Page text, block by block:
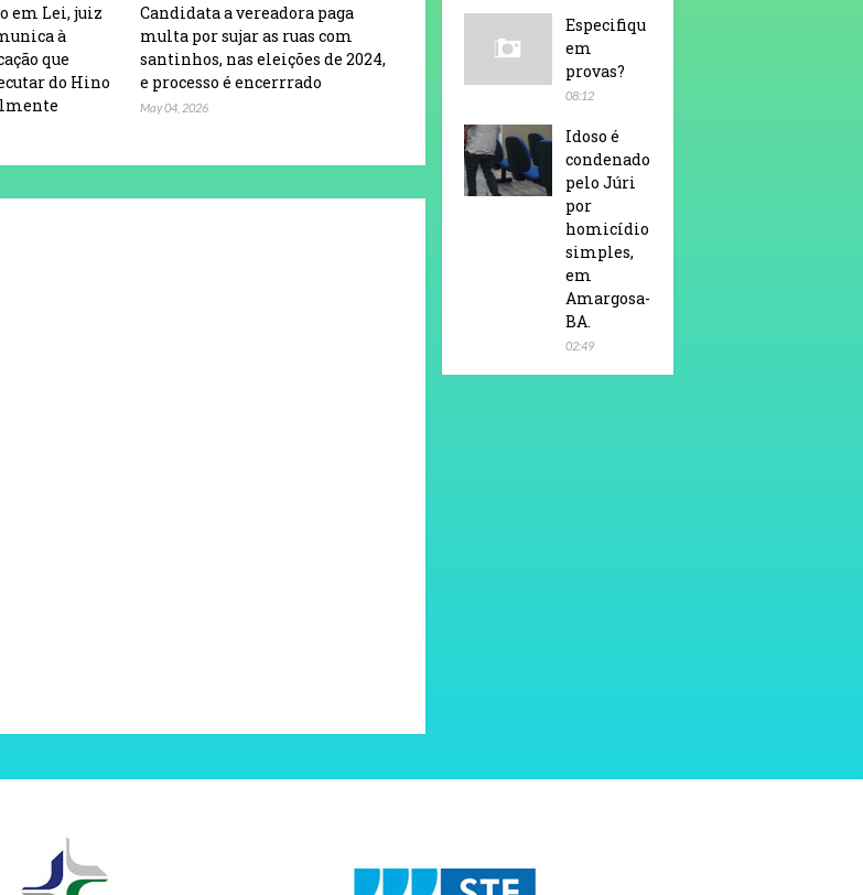
em Lei, juiz
à
que
do Hino
Candidata a vereadora paga
multa por sujar as ruas com
santinhos, nas eleições de 2024,
e processo é encerrrado
May 04, 2026
Especifiqu
em
provas?
08:12
Idoso é
condenado
pelo Júri
por
homicídio
simples,
em
Amargosa-
BA.
02:49